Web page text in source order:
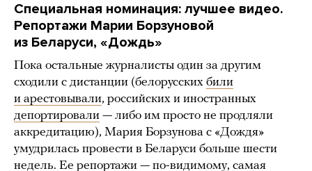
Специальная номинация: лучшее видео.
Репортажи Марии Борзуновой
из Беларуси, «Дождь»
Пока остальные журналисты один за другим
сходили с дистанции (белорусских били
и арестовывали, российских и иностранных
депортировали — либо им просто не продляли
аккредитацию), Мария Борзунова с «Дождя»
умудрилась провести в Беларуси больше шести
недель. Ее репортажи — по-видимому, самая